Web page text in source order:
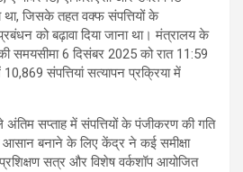
था, जिसके तहत वक्फ संपत्तियों के
को बढ़ावा दिया जाना था। मंत्रालय के
समयसीमा 6 दिसंबर 2025 को रात 11:59
संपत्तियां सत्यापन प्रक्रिया में
सप्ताह में संपत्तियों के पंजीकरण की गति
आसान बनाने के लिए केंद्र ने कई समीक्षा
सत्र और विशेष वर्कशॉप आयोजित